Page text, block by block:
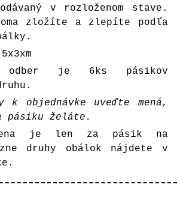
v rozloženom stave.
zložíte a zlepíte podľa
odber je 6ks pásikov
k objednávke uveďte mená,
pásiku želáte.
cena je len za pásik na
druhy obálok nájdete v
.